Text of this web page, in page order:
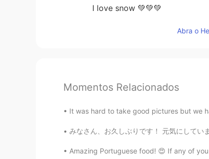
I love snow 💚💚💚
Abra o
Momentos Relacionados
It was hard to take good pictures but we
みなさん、お久しぶりです！ 元気にしていましたか？ 私は元気です〜 8月に旅行
Amazing Portuguese food! 😍 If any of